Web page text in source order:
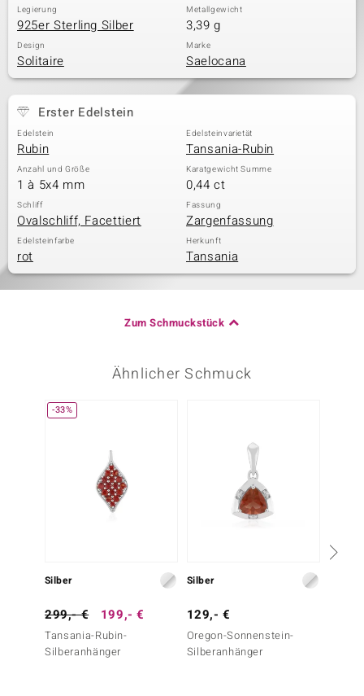
Legierung
925er Sterling Silber
Metallgewicht
3,39 g
Design
Solitaire
Marke
Saelocana
Erster Edelstein
Edelstein
Rubin
Edelsteinvarietät
Tansania-Rubin
Anzahl und Größe
1 à 5x4 mm
Karatgewicht Summe
0,44 ct
Schliff
Ovalschliff, Facettiert
Fassung
Zargenfassung
Edelsteinfarbe
rot
Herkunft
Tansania
Zum Schmuckstück
Ähnlicher Schmuck
-33%
Silber
299,- € 199,- €
Tansania-Rubin-
Silberanhänger
Silber
129,- €
Oregon-Sonnenstein-
Silberanhänger